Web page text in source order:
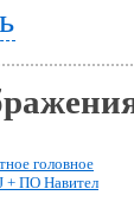
головное
+ ПО Навител